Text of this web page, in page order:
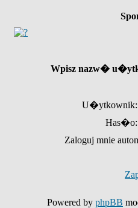
Wpisz nazw�
U�ytkownik:
Has�o:
Zaloguj mnie
Powered by phpBB